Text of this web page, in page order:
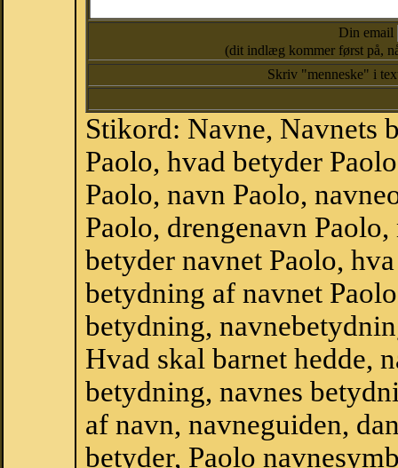
Din email
(dit indlæg kommer først på,
Skriv "menneske" i
Stikord: Navne, Navnets
Paolo, hvad betyder
Paolo, navn Paolo,
Paolo, drengenavn
betyder navnet Paolo,
betydning af navnet
betydning,
Hvad skal barnet hedde,
betydning, navnes
af navn, navneguiden,
betyder, Paolo